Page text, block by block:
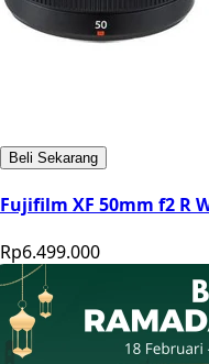
Beli Sekarang
Fujifilm XF 50mm f2 R
Rp6.499.000